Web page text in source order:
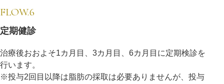
FLOW.6
定期健診
治療後おおよそ1カ月目、3カ月目、6カ月目に定期検診を
行います。
※投与2回目以降は脂肪の採取は必要ありませんが、投与